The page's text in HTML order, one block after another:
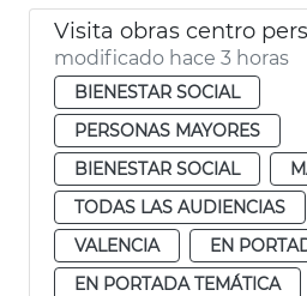
modificado hace 3 horas
BIENESTAR SOCIAL
PERSONAS MAYORES
BIENESTAR SOCIAL
TODAS LAS AUDIENCIAS
VALENCIA
EN
EN PORTADA TEMÁTICA